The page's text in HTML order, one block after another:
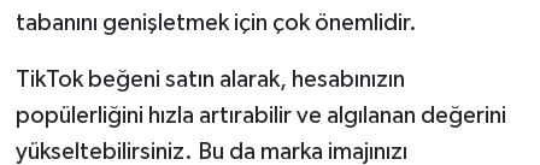
tabanını genişletmek için çok önemlidir.
TikTok beğeni satın alarak, hesabınızın
popülerliğini hızla artırabilir ve algılanan değerini
yükseltebilirsiniz. Bu da marka imajınızı